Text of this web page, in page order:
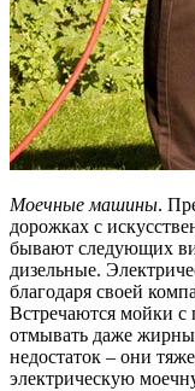
Моечные машины.
дорожках с
бывают следующих
дизельные.
благодаря своей
Встречаются мойки с
отмывать даже
недостаток – они
электрическую